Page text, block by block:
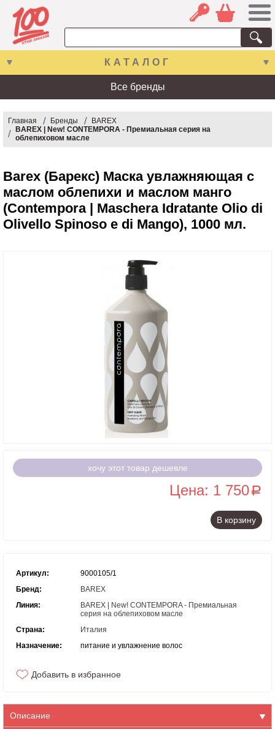
КАТАЛОГ
Все бренды
Главная Бренды
BAREX
BAREX | New! CONTEMPORA - Премиальная серия на
облепиховом масле
Barex (Барекс) Маска увлажняющая с
маслом облепихи и маслом манго
(Contempora | Maschera Idratante Olio di
Olivello Spinoso e di Mango), 1000 мл.
хочу этот товар дешевле
Цена: 1 750a
В корзину
Артикул:
9000105/1
Бренд:
BAREX
Линия:
BAREX | New! CONTEMPORA - Премиальная
серия на облепиховом масле
Страна:
Италия
Назначение:
питание и увлажнение волос
Добавить в избранное
Описание